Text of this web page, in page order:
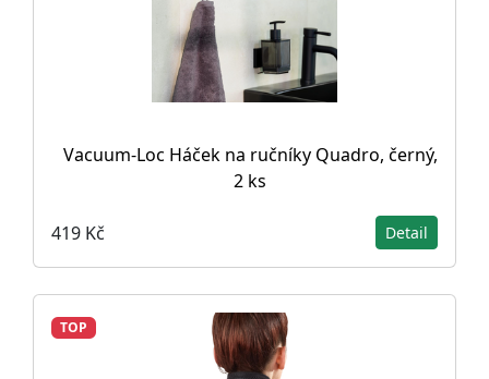
Vacuum-Loc Háček na ručníky Quadro, černý,
2 ks
419 Kč Detail
TOP